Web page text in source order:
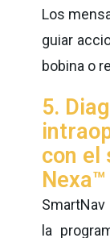
Los
guiar
bobina o
5.
con el
Nexa™
la